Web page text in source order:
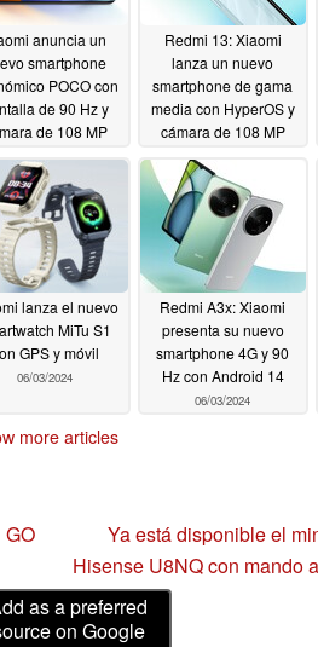
anuncia un
smartphone
POCO con
de 90 Hz y
de 108 MP
06/09/2024
Redmi 13: Xiaomi
lanza un nuevo
smartphone de gama
media con HyperOS y
cámara de 108 MP
06/07/2024
lanza el nuevo
MiTu S1
GPS y móvil
06/03/2024
Redmi A3x: Xiaomi
presenta su nuevo
smartphone 4G y 90
Hz con Android 14
06/03/2024
more articles
GO
Ya está disponible el
Hisense U8NQ con mando
as a preferred
on Google